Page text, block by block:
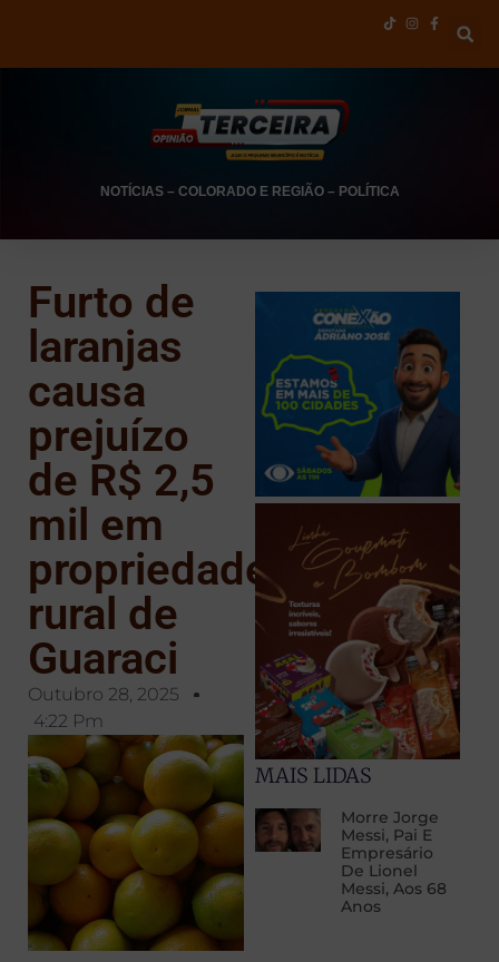
NOTÍCIAS– COLORADO E REGIÃO– POLÍTICA
Furto de
laranjas
causa
prejuízo
de R$ 2,5
mil em
propriedade
rural de
Guaraci
Outubro 28, 2025
4:22 Pm
MAIS LIDAS
Morre Jorge
Messi, Pai E
Empresário
De Lionel
Messi, Aos 68
Anos